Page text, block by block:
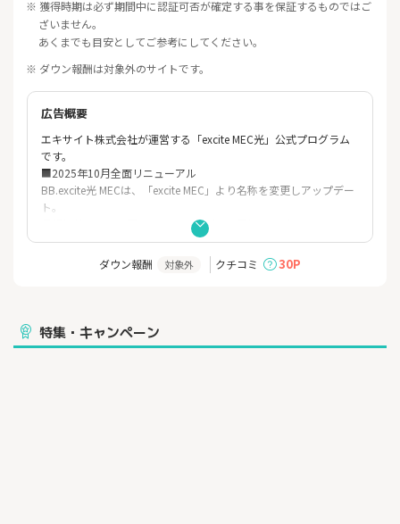
※ 獲得時期は必ず期間中に認証可否が確定する事を保証するものではご
ざいません。
あくまでも目安としてご参考にしてください。
※ ダウン報酬は対象外のサイトです。
広告概要
エキサイト株式会社が運営する「excite MEC光」公式プログラム
です。
■2025年10月全面リニューアル
BB.excite光 MECは、「excite MEC」より名称を変更しアップデー
ト。
月額以外は一切不要のIPv6 IPoE 1ギガ光回線サービス。
■BB.excite光 MECの特徴
1.「月額料金しかいらない」料金体系
・工事費など他の費用は一切不要。
土日や祝日に工事する際の追加費用や、引越しなどの費用も一
ダウン報酬 対象外 クチコミ 30P
特集・キャンペーン